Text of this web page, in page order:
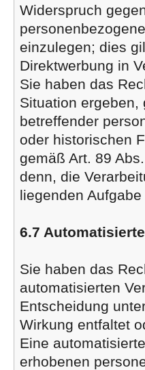
Widerspruch
einzulegen; dies
Direktwerbung in
Sie haben das
Situation ergeben,
betreffender
oder historischen
gemäß Art. 89
denn, die
liegenden
6.7
Sie haben das
automatisierten
Entscheidung
Wirkung entfaltet
Eine
erhobenen